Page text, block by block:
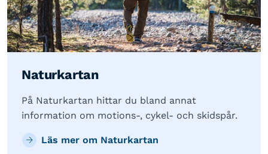
Naturkartan
På Naturkartan hittar du bland annat
information om motions-, cykel- och skidspår.
Läs mer om Naturkartan